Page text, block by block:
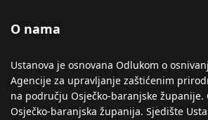
O nama
Ustanova je osnovana Odlukom o
Agencije za upravljanje zaštićenim
na području Osječko-baranjske županije.
Osječko-baranjska županija. Sjedište